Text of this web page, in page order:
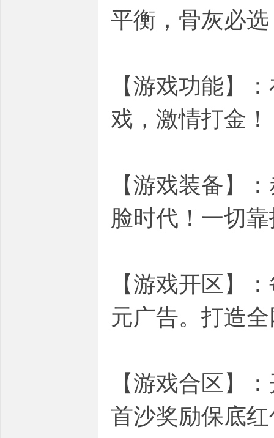
平衡，骨灰必
【游戏功能】
戏，激情打金！
【游戏装备】
脸时代！一切
【游戏开区】
元广告。打造
【游戏合区】
首沙奖励保底